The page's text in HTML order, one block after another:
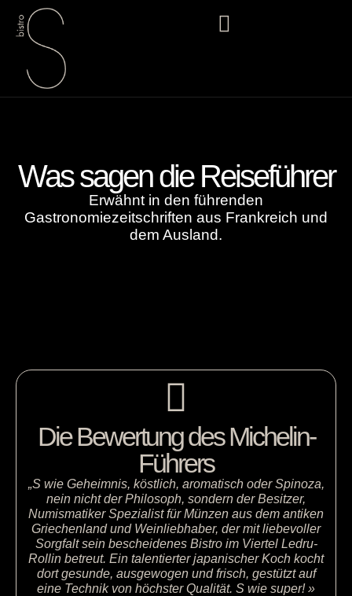
Was sagen die Reiseführer
Erwähnt in den führenden
Gastronomiezeitschriften aus Frankreich und
dem Ausland.
Die Bewertung des Michelin-
Führers
„S wie Geheimnis, köstlich, aromatisch oder Spinoza,
nein nicht der Philosoph, sondern der Besitzer,
Numismatiker Spezialist für Münzen aus dem antiken
Griechenland und Weinliebhaber, der mit liebevoller
Sorgfalt sein bescheidenes Bistro im Viertel Ledru-
Rollin betreut. Ein talentierter japanischer Koch kocht
dort gesunde, ausgewogen und frisch, gestützt auf
eine Technik von höchster Qualität. S wie super! »